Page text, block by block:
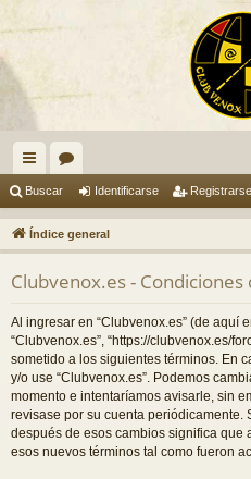
nl
ac
es
rá
pi
do
s
or
os
Buscar Identificarse Registrarse
Índice general
Clubvenox.es - Condiciones
Al ingresar en “Clubvenox.es” (de aquí
“Clubvenox.es”, “https://clubvenox.es/
sometido a los siguientes términos. En
y/o use “Clubvenox.es”. Podemos
momento e intentaríamos avisarle, sin
revisase por su cuenta periódicamente.
después de esos cambios significa que
esos nuevos términos tal como fueron